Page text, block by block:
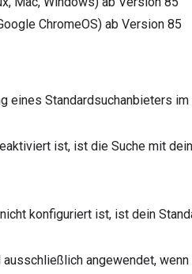
ChromeOS) ab Version 85
eines Standardsuchanbieters im
ist, ist die Suche mit
konfiguriert ist, ist dein
angewendet,